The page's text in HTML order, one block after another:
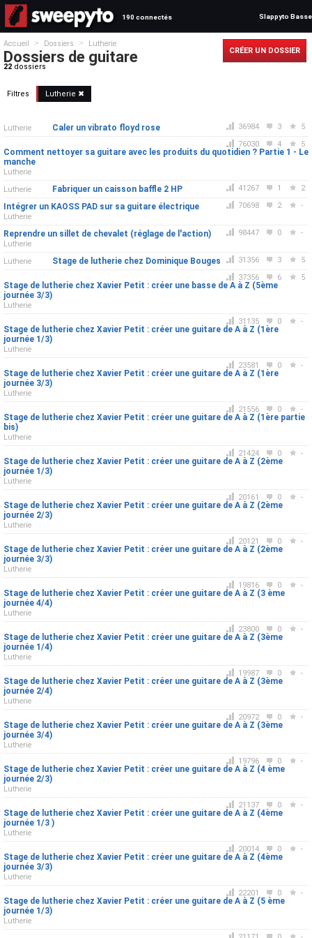
190 connectés Slappyto Basse
Accueil > Dossiers > Lutherie
Dossiers de guitare
22 dossiers
CRÉER UN DOSSIER
Filtres Lutherie ✖
36984 3 5
Caler un vibrato floyd rose
Lutherie
76030
4 5
Comment nettoyer sa guitare avec les produits du quotidien ? Partie 1 - Le
manche
Lutherie
41267
1 2
Fabriquer un caisson baffle 2 HP
Lutherie
70698
2 -
Intégrer un KAOSS PAD sur sa guitare électrique
Lutherie
98447
0 -
Reprendre un sillet de chevalet (réglage de l'action)
Lutherie
31356
3 5
Stage de lutherie chez Dominique Bouges
Lutherie
37356
6 5
Stage de lutherie chez Xavier Petit : créer une basse de A à Z (5ème
journée 3/3)
Lutherie
31135
0 -
Stage de lutherie chez Xavier Petit : créer une guitare de A à Z (1ère
journée 1/3)
Lutherie
23581
0 -
Stage de lutherie chez Xavier Petit : créer une guitare de A à Z (1ère
journée 3/3)
Lutherie
21556
0 -
Stage de lutherie chez Xavier Petit : créer une guitare de A à Z (1ère partie
bis)
Lutherie
21424
0 -
Stage de lutherie chez Xavier Petit : créer une guitare de A à Z (2ème
journée 1/3)
Lutherie
20161
0 -
Stage de lutherie chez Xavier Petit : créer une guitare de A à Z (2ème
journée 2/3)
Lutherie
20121
0 -
Stage de lutherie chez Xavier Petit : créer une guitare de A à Z (2ème
journée 3/3)
Lutherie
19816
0 -
Stage de lutherie chez Xavier Petit : créer une guitare de A à Z (3 ème
journée 4/4)
Lutherie
23800
0 -
Stage de lutherie chez Xavier Petit : créer une guitare de A à Z (3ème
journée 1/4)
Lutherie
19987
0 -
Stage de lutherie chez Xavier Petit : créer une guitare de A à Z (3ème
journée 2/4)
Lutherie
20972
0 -
Stage de lutherie chez Xavier Petit : créer une guitare de A à Z (3ème
journée 3/4)
Lutherie
19796
0 -
Stage de lutherie chez Xavier Petit : créer une guitare de A à Z (4 ème
journée 2/3)
Lutherie
21137
0 -
Stage de lutherie chez Xavier Petit : créer une guitare de A à Z (4ème
journée 1/3 )
Lutherie
20014
0 -
Stage de lutherie chez Xavier Petit : créer une guitare de A à Z (4ème
journée 3/3)
Lutherie
22201
0 -
Stage de lutherie chez Xavier Petit : créer une guitare de A à Z (5 ème
journée 1/3)
Lutherie